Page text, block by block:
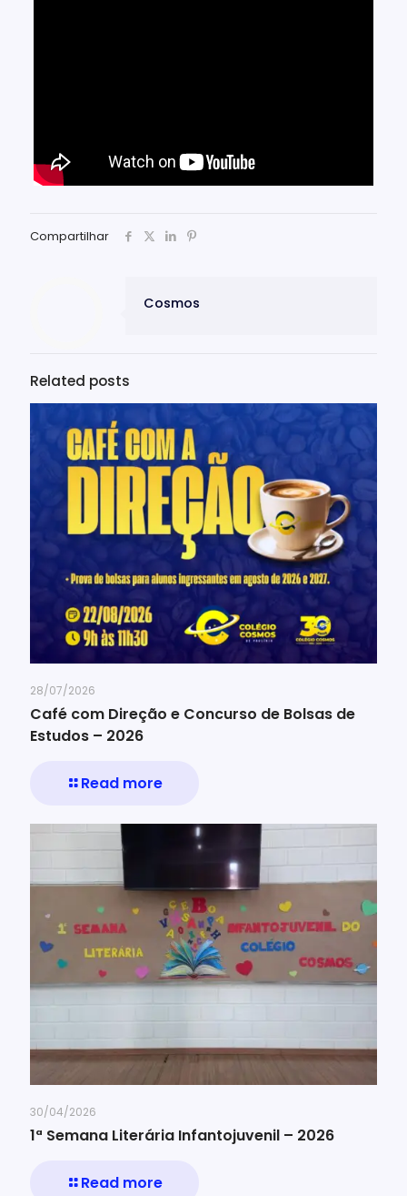
Compartilhar
Cosmos
Related posts
28/07/2026
Café com Direção e Concurso de Bolsas de
Estudos – 2026
Read more
30/04/2026
1ª Semana Literária Infantojuvenil – 2026
Read more